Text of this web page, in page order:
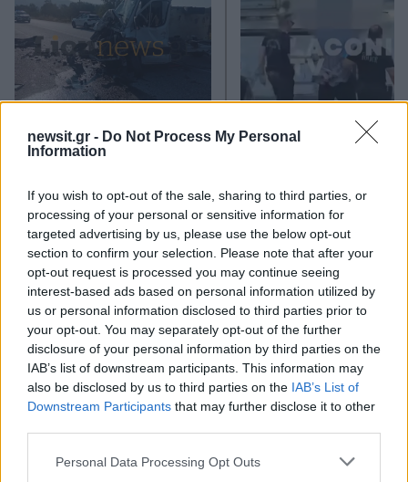
newsit.gr - Do Not Process My Personal
Information
If you wish to opt-out of the sale, sharing to third parties, or
processing of your personal or sensitive information for
targeted advertising by us, please use the below opt-out
section to confirm your selection. Please note that after your
opt-out request is processed you may continue seeing
interest-based ads based on personal information utilized by
us or personal information disclosed to third parties prior to
your opt-out. You may separately opt-out of the further
disclosure of your personal information by third parties on the
IAB’s list of downstream participants. This information may
also be disclosed by us to third parties on the IAB’s List of
Downstream Participants that may further disclose it to other
Please note that this website/app uses one or more Google
Personal Data Processing Opt Outs
Σχόλια
Σχολίασε εδώ
50 /50
Τραγωδία στις Σέρρες: «Τα
έχασα όλα, κάτι με
σύζυγο και γιο στο τροχαίο
Μυστράς: Αλλαγή
υπερασπιστική
καταψύκτη – Η
στους γονείς και η
διαφωνία με την
του